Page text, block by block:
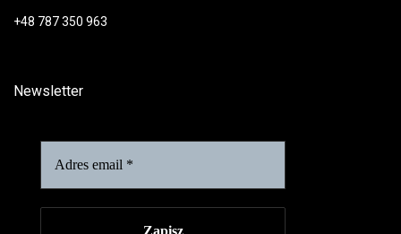
+48 787 350 963
Newsletter